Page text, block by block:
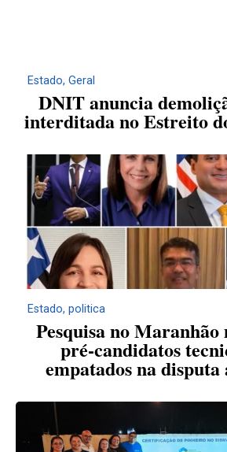
Estado, Geral
DNIT anuncia
interditada no Estreito
Estado, politica
Pesquisa no Maranhão
pré-candidatos
empatados na disputa